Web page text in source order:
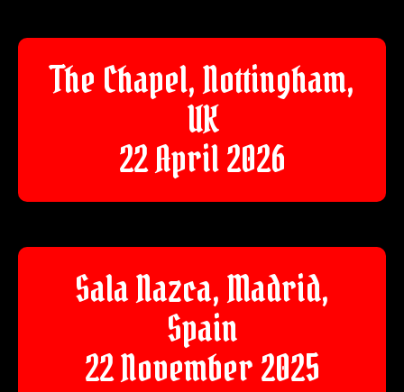
The Chapel, Nottingham,
UK
22 April 2026
Sala Nazca, Madrid,
Spain
22 November 2025